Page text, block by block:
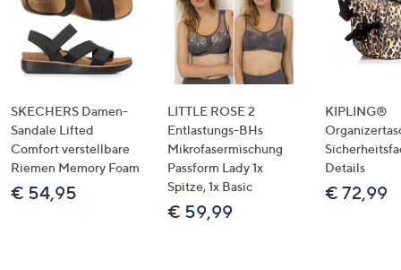
SKECHERS Damen-
Sandale Lifted
Comfort verstellbare
Riemen Memory Foam
€ 54,95
LITTLE ROSE 2
Entlastungs-BHs
Mikrofasermischung
Passform Lady 1x
Spitze, 1x Basic
€ 59,99
KIPLING®
Details
€ 72,99